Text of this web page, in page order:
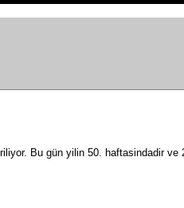
Bu gün yilin 50. haftasindadir ve